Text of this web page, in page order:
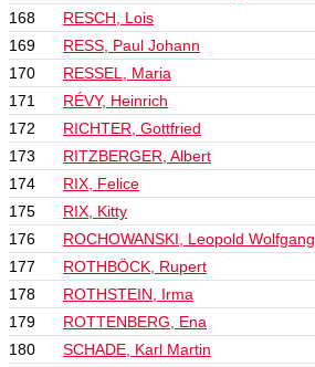
168
RESCH, Lois
169
RESS, Paul Johann
170
RESSEL, Maria
171
RÉVY, Heinrich
172
RICHTER, Gottfried
173
RITZBERGER, Albert
174
RIX, Felice
175
RIX, Kitty
176
ROCHOWANSKI, Leopold Wolfgang
177
ROTHBÖCK, Rupert
178
ROTHSTEIN, Irma
179
ROTTENBERG, Ena
180
SCHADE, Karl Martin